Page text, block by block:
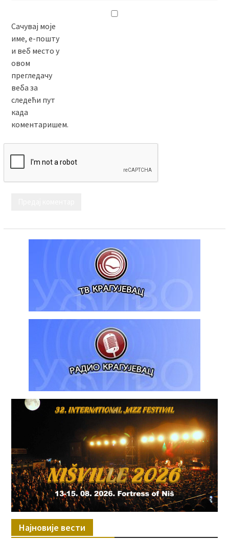
Сачувај моје
име, е-пошту
и веб место у
овом
прегледачу
веба за
следећи пут
када
коментаришем.
Најновије вести